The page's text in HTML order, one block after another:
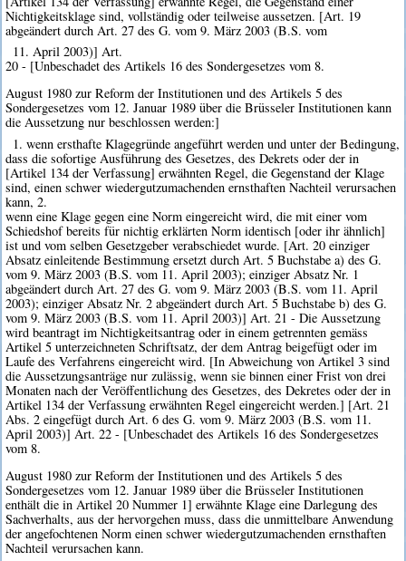
Nichtigkeitsklage sind, vollständig oder teilweise aussetzen. [Art. 19
abgeändert durch Art. 27 des G. vom 9. März 2003 (B.S. vom
11. April 2003)] Art.
20 - [Unbeschadet des Artikels 16 des Sondergesetzes vom 8.
August 1980 zur Reform der Institutionen und des Artikels 5 des
Sondergesetzes vom 12. Januar 1989 über die Brüsseler Institutionen kann
die Aussetzung nur beschlossen werden:]
1. wenn ersthafte Klagegründe angeführt werden und unter der Bedingung,
dass die sofortige Ausführung des Gesetzes, des Dekrets oder der in
[Artikel 134 der Verfassung] erwähnten Regel, die Gegenstand der Klage
sind, einen schwer wiedergutzumachenden ernsthaften Nachteil verursachen
kann, 2.
wenn eine Klage gegen eine Norm eingereicht wird, die mit einer vom
Schiedshof bereits für nichtig erklärten Norm identisch [oder ihr ähnlich]
ist und vom selben Gesetzgeber verabschiedet wurde. [Art. 20 einziger
Absatz einleitende Bestimmung ersetzt durch Art. 5 Buchstabe a) des G.
vom 9. März 2003 (B.S. vom 11. April 2003); einziger Absatz Nr. 1
abgeändert durch Art. 27 des G. vom 9. März 2003 (B.S. vom 11. April
2003); einziger Absatz Nr. 2 abgeändert durch Art. 5 Buchstabe b) des G.
vom 9. März 2003 (B.S. vom 11. April 2003)] Art. 21 - Die Aussetzung
wird beantragt im Nichtigkeitsantrag oder in einem getrennten gemäss
Artikel 5 unterzeichneten Schriftsatz, der dem Antrag beigefügt oder im
Laufe des Verfahrens eingereicht wird. [In Abweichung von Artikel 3 sind
die Aussetzungsanträge nur zulässig, wenn sie binnen einer Frist von drei
Monaten nach der Veröffentlichung des Gesetzes, des Dekretes oder der in
Artikel 134 der Verfassung erwähnten Regel eingereicht werden.] [Art. 21
Abs. 2 eingefügt durch Art. 6 des G. vom 9. März 2003 (B.S. vom 11.
April 2003)] Art. 22 - [Unbeschadet des Artikels 16 des Sondergesetzes
vom 8.
August 1980 zur Reform der Institutionen und des Artikels 5 des
Sondergesetzes vom 12. Januar 1989 über die Brüsseler Institutionen
enthält die in Artikel 20 Nummer 1] erwähnte Klage eine Darlegung des
Sachverhalts, aus der hervorgehen muss, dass die unmittelbare Anwendung
der angefochtenen Norm einen schwer wiedergutzumachenden ernsthaften
Nachteil verursachen kann.